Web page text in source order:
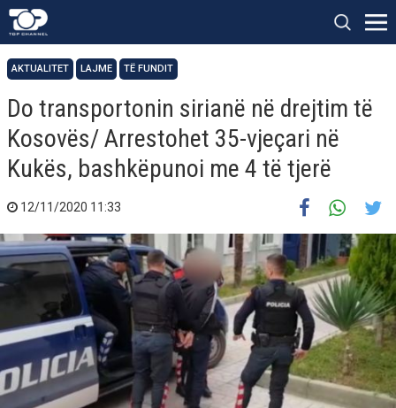
AKTUALITET LAJME TË FUNDIT
Do transportonin sirianë në drejtim të
Kosovës/ Arrestohet 35-vjeçari në
Kukës, bashkëpunoi me 4 të tjerë
12/11/2020 11:33